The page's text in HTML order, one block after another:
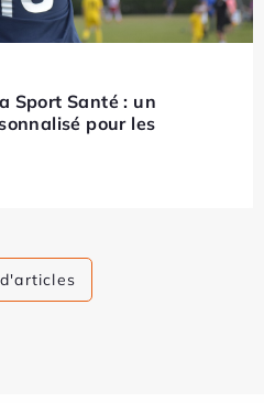
Sport Santé : un
pour les